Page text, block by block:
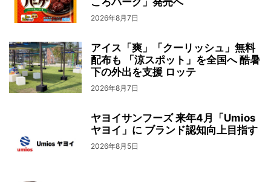
2026年8月7日
アイス「爽」「クーリッシュ」無料
配布も 「涼スポット」を全国へ 酷暑
下の外出を支援 ロッテ
2026年8月7日
ヤヨイサンフーズ 来年4月「Umios
ヤヨイ」に ブランド認知向上目指す
2026年8月5日